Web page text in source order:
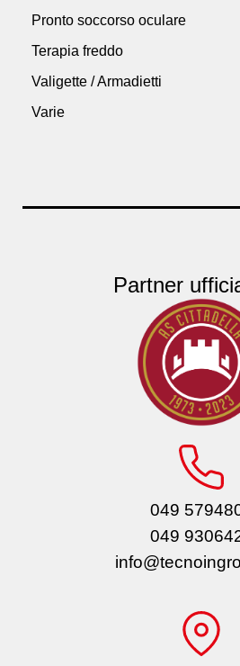
Pronto soccorso oculare
Terapia freddo
Valigette / Armadietti
Varie
Partner
049
049